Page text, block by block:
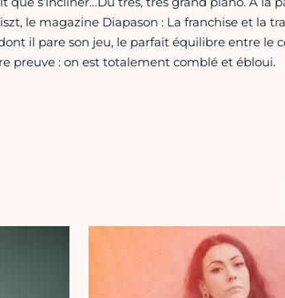
le magazine Diapason : La franchise et la
il pare son jeu, le parfait équilibre entre le
preuve : on est totalement comblé et ébloui.